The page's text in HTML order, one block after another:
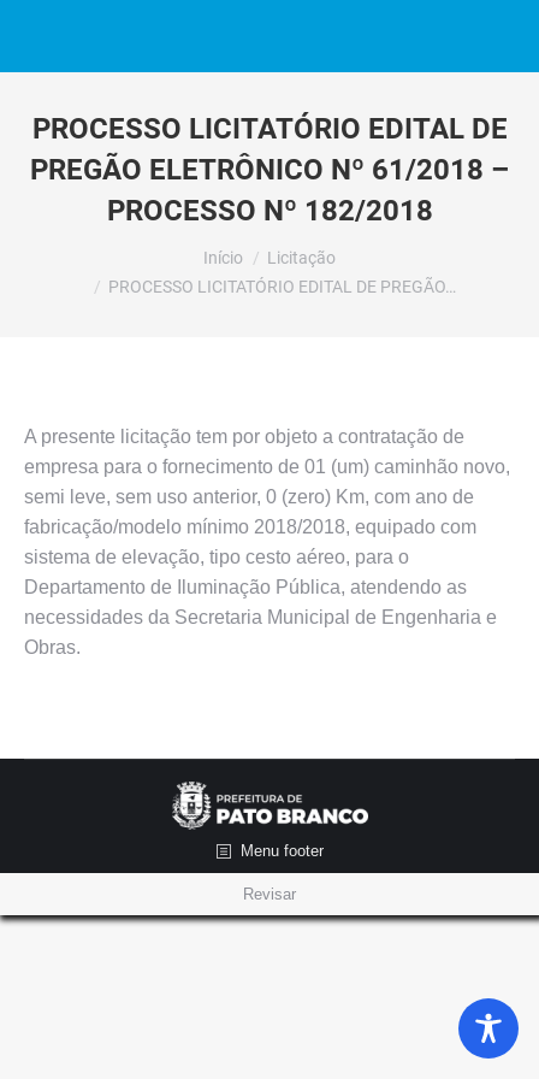
PROCESSO LICITATÓRIO EDITAL DE
PREGÃO ELETRÔNICO Nº 61/2018 –
PROCESSO Nº 182/2018
Início
Licitação
PROCESSO LICITATÓRIO EDITAL DE PREGÃO…
A presente licitação tem por objeto a contratação de
empresa para o fornecimento de 01 (um) caminhão novo,
semi leve, sem uso anterior, 0 (zero) Km, com ano de
fabricação/modelo mínimo 2018/2018, equipado com
sistema de elevação, tipo cesto aéreo, para o
Departamento de Iluminação Pública, atendendo as
necessidades da Secretaria Municipal de Engenharia e
Obras.
Menu footer
Revisar